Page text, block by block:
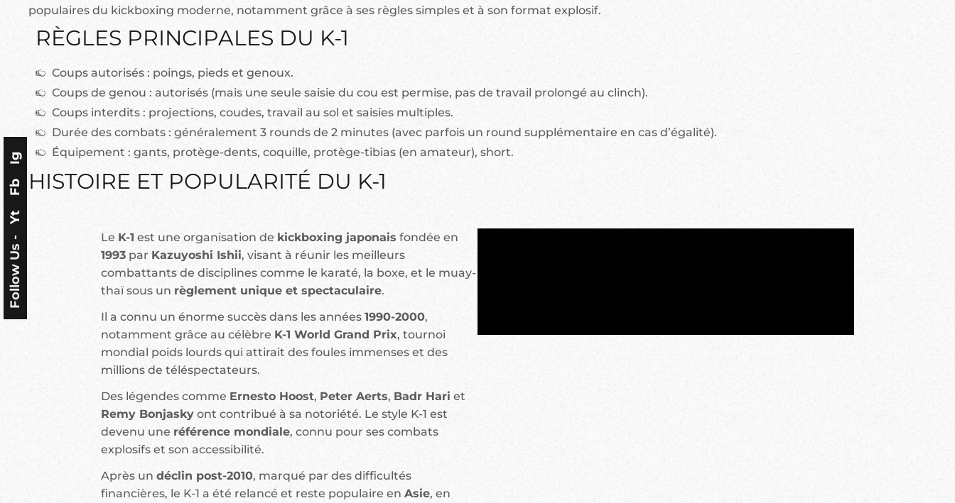
populaires du kickboxing moderne, notamment grâce à ses règles simples et à son format explosif.
RÈGLES PRINCIPALES DU K-1
Coups autorisés : poings, pieds et genoux.
Coups de genou : autorisés (mais une seule saisie du cou est permise, pas de travail prolongé au clinch).
Coups interdits : projections, coudes, travail au sol et saisies multiples.
Durée des combats : généralement 3 rounds de 2 minutes (avec parfois un round supplémentaire en cas d’égalité).
Équipement : gants, protège-dents, coquille, protège-tibias (en amateur), short.
HISTOIRE ET POPULARITÉ DU K-1
Le K-1 est une organisation de kickboxing japonais fondée en
1993 par Kazuyoshi Ishii, visant à réunir les meilleurs
combattants de disciplines comme le karaté, la boxe, et le muay-
thaï sous un règlement unique et spectaculaire.
Il a connu un énorme succès dans les années 1990-2000,
notamment grâce au célèbre K-1 World Grand Prix, tournoi
mondial poids lourds qui attirait des foules immenses et des
millions de téléspectateurs.
Des légendes comme Ernesto Hoost, Peter Aerts, Badr Hari et
Remy Bonjasky ont contribué à sa notoriété. Le style K-1 est
devenu une référence mondiale, connu pour ses combats
explosifs et son accessibilité.
Après un déclin post-2010, marqué par des difficultés
financières, le K-1 a été relancé et reste populaire en Asie, en
Follow Us -
Yt
Fb
Ig